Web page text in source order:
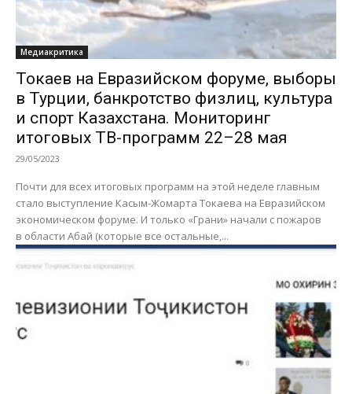
Медиакритика
Токаев на Евразийском форуме, выборы
в Турции, банкротство физлиц, культура
и спорт Казахстана. Мониторинг
итоговых ТВ-программ 22–28 мая
29/05/2023
Почти для всех итоговых программ на этой неделе главным
стало выступление Касым-Жомарта Токаева на Евразийском
экономическом форуме. И только «Грани» начали с пожаров
в области Абай (которые все остальные,...